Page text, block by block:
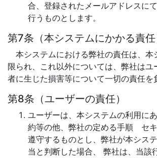
合、登録されたメールアドレスに
行うものとします。
第7条（本システムにかかる責任
本システムにおける弊社の責任は、本
限られ、これ以外については、弊社はユ
者に生じた損害等について一切の責任を
第8条（ユーザーの責任）
ユーザーは、本システムの利用に
約等の他、弊社の定める手順 セ
遵守するものとし、弊社が本シス
当と判断した場合、 弊社は、当該